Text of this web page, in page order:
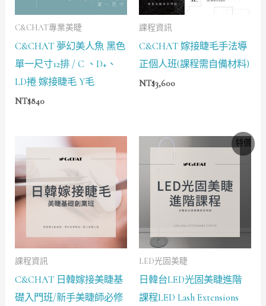
C&CHAT專業美睫
C&CHAT 夢幻美人魚 黑色
單一尺寸12排 / C 、D+、
LD捲 嫁接睫毛 Y毛
NT$840
課程資訊
C&CHAT 嫁接睫毛手法導
正個人班(課程需自備材料)
NT$3,600
課程資訊
C&CHAT 日韓嫁接美睫基
礎入門班/新手美睫師必修
特價
LED光固美睫
日韓台LED光固美睫進階
課程LED Lash Extensions
價
NT$44,000。
價
NT$39,800